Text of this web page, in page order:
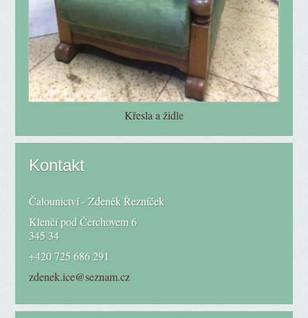
Křesla a židle
Kontakt
Čalounictví - Zdeněk Řezníček
Klenčí pod Čerchovem 6
345 34
+420 725 686 291
zdenek.ice@seznam.cz